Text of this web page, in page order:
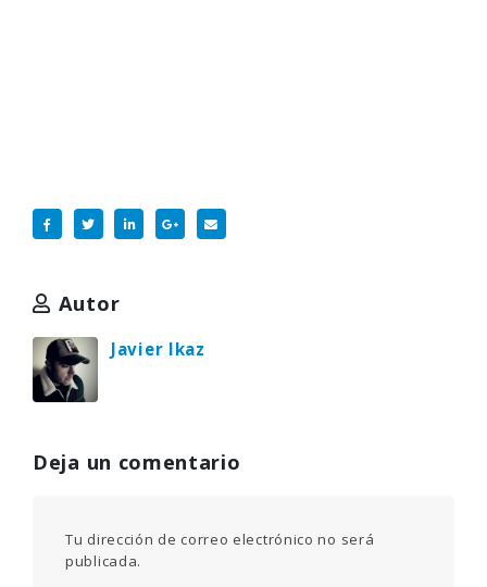
Autor
Javier Ikaz
Deja un comentario
Tu dirección de correo electrónico no será
publicada.